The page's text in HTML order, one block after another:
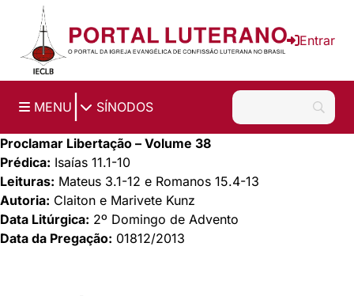
Ir para o conteúdo principal
Entrar
MENU SÍNODOS
Proclamar Libertação – Volume 38
Prédica: Isaías 11.1-10
Leituras: Mateus 3.1-12 e Romanos 15.4-13
Autoria: Claiton e Marivete Kunz
Data Litúrgica: 2º Domingo de Advento
Data da Pregação: 01812/2013